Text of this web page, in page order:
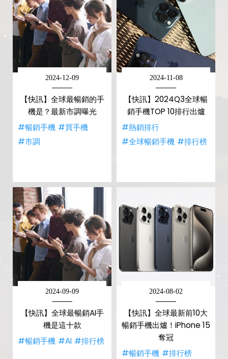
2024-12-09
【快訊】全球最暢銷的手
機是？最新市調曝光
#暢銷手機 #買手機
#市調
2024-11-08
【快訊】2024Q3全球暢
銷手機TOP 10排行出爐
#熱銷排行
#全球暢銷手機 #排行榜
2024-09-09
【快訊】全球最暢銷AI手
機是這十款
#暢銷手機 #AI #排行榜
2024-08-02
【快訊】全球最新前10大
暢銷手機出爐！iPhone 15
奪冠
#暢銷手機 #排行榜